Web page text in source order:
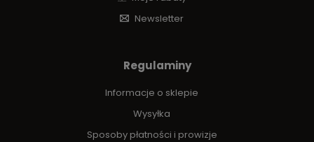
Newsletter
Regulaminy
Informacje o sklepie
Wysyłka
Sposoby płatności i prowizje